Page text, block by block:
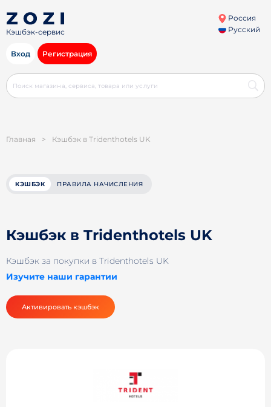
Кэшбэк-сервис
Россия
Русский
Вход Регистрация
Главная > Кэшбэк в Tridenthotels UK
КЭШБЭК ПРАВИЛА НАЧИСЛЕНИЯ
Кэшбэк в Tridenthotels UK
Кэшбэк за покупки в Tridenthotels UK
Изучите наши гарантии
Активировать кэшбэк